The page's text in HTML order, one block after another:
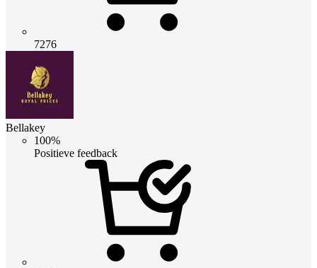
7276
Bellakey
100%
Positieve feedback